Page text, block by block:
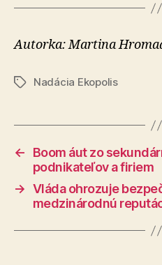
Autorka: Martina
ZnačkyNadácia Ekopolis
←
Boom áut zo
podnikateľov a firiem
→ Vláda ohrozuje
medzinárodnú